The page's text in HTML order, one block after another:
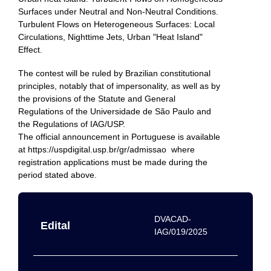
Surfaces under Neutral and Non-Neutral Conditions.
Turbulent Flows on Heterogeneous Surfaces: Local
Circulations, Nighttime Jets, Urban "Heat Island"
Effect.
The contest will be ruled by Brazilian constitutional
principles, notably that of impersonality, as well as by
the provisions of the Statute and General
Regulations of the Universidade de São Paulo and
the Regulations of IAG/USP.
The official announcement in Portuguese is available
at https://uspdigital.usp.br/gr/admissao where
registration applications must be made during the
period stated above.
Edital
DVACAD-
IAG/019/2025